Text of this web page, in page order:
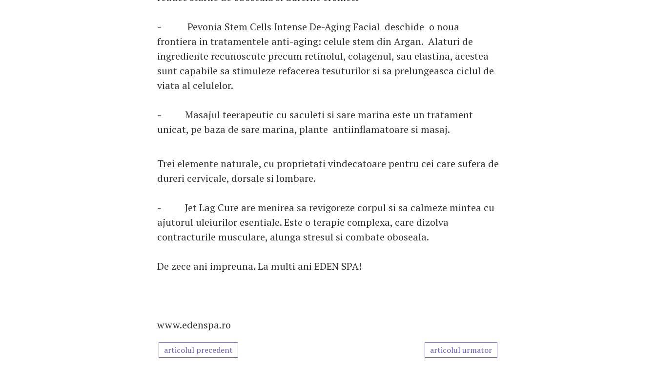
- Pevonia Stem Cells Intense De-Aging Facial deschide o noua
frontiera in tratamentele anti-aging: celule stem din Argan. Alaturi de
ingrediente recunoscute precum retinolul, colagenul, sau elastina, acestea
sunt capabile sa stimuleze refacerea tesuturilor si sa prelungeasca ciclul de
viata al celulelor.
- Masajul teerapeutic cu saculeti si sare marina este un tratament
unicat, pe baza de sare marina, plante antiinflamatoare si masaj.
Trei elemente naturale, cu proprietati vindecatoare pentru cei care sufera de
dureri cervicale, dorsale si lombare.
- Jet Lag Cure are menirea sa revigoreze corpul si sa calmeze mintea cu
ajutorul uleiurilor esentiale. Este o terapie complexa, care dizolva
contracturile musculare, alunga stresul si combate oboseala.
De zece ani impreuna. La multi ani EDEN SPA!
www.edenspa.ro
articolul precedent articolul urmator